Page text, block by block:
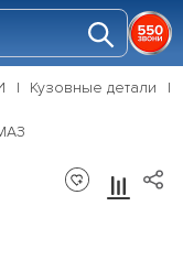
Кузовные детали